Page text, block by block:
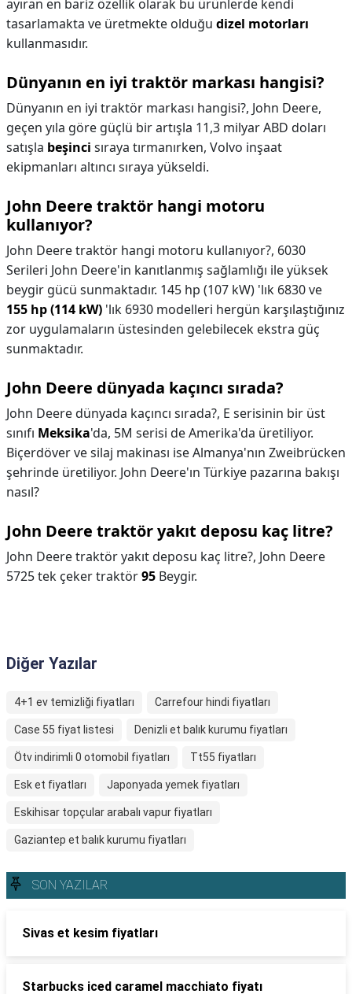
ayıran en bariz özellik olarak bu ürünlerde kendi
tasarlamakta ve üretmekte olduğu dizel motorları
kullanmasıdır.
Dünyanın en iyi traktör markası hangisi?
Dünyanın en iyi traktör markası hangisi?, John Deere,
geçen yıla göre güçlü bir artışla 11,3 milyar ABD doları
satışla beşinci sıraya tırmanırken, Volvo inşaat
ekipmanları altıncı sıraya yükseldi.
John Deere traktör hangi motoru
kullanıyor?
John Deere traktör hangi motoru kullanıyor?, 6030
Serileri John Deere'in kanıtlanmış sağlamlığı ile yüksek
beygir gücü sunmaktadır. 145 hp (107 kW) 'lık 6830 ve
155 hp (114 kW) 'lık 6930 modelleri hergün karşılaştığınız
zor uygulamaların üstesinden gelebilecek ekstra güç
sunmaktadır.
John Deere dünyada kaçıncı sırada?
John Deere dünyada kaçıncı sırada?, E serisinin bir üst
sınıfı Meksika'da, 5M serisi de Amerika'da üretiliyor.
Biçerdöver ve silaj makinası ise Almanya'nın Zweibrücken
şehrinde üretiliyor. John Deere'ın Türkiye pazarına bakışı
nasıl?
John Deere traktör yakıt deposu kaç litre?
John Deere traktör yakıt deposu kaç litre?, John Deere
5725 tek çeker traktör95 Beygir.
Diğer Yazılar
4+1 ev temizliği fiyatları Carrefour hindi fiyatları
Case 55 fiyat listesi Denizli et balık kurumu fiyatları
Ötv indirimli 0 otomobil fiyatları Tt55 fiyatları
Esk et fiyatları Japonyada yemek fiyatları
Eskihisar topçular arabalı vapur fiyatları
Gaziantep et balık kurumu fiyatları
SON YAZILAR
Sivas et kesim fiyatları
Starbucks iced caramel macchiato fiyatı